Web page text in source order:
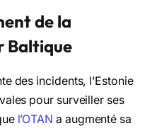
de la
Baltique
des incidents, l’Estonie
pour surveiller ses
l’OTAN a augmenté sa